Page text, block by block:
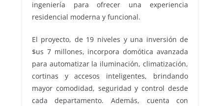
ingeniería para ofrecer una experiencia
residencial moderna y funcional.
El proyecto, de 19 niveles y una inversión de
$us 7 millones, incorpora domótica avanzada
para automatizar la iluminación, climatización,
cortinas y accesos inteligentes, brindando
mayor comodidad, seguridad y control desde
cada departamento. Además, cuenta con